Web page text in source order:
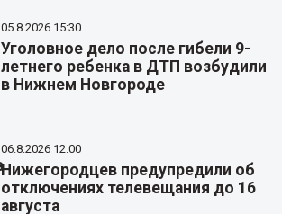
05.8.2026 15:30
Уголовное дело после гибели 9-
летнего ребенка в ДТП возбудили
в Нижнем Новгороде
06.8.2026 12:00
Нижегородцев предупредили об
отключениях телевещания до 16
августа